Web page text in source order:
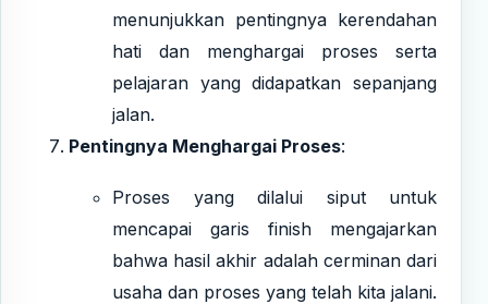
menunjukkan pentingnya kerendahan
hati dan menghargai proses serta
pelajaran yang didapatkan sepanjang
jalan.
Pentingnya Menghargai Proses:
Proses yang dilalui siput untuk
mencapai garis finish mengajarkan
bahwa hasil akhir adalah cerminan dari
usaha dan proses yang telah kita jalani.